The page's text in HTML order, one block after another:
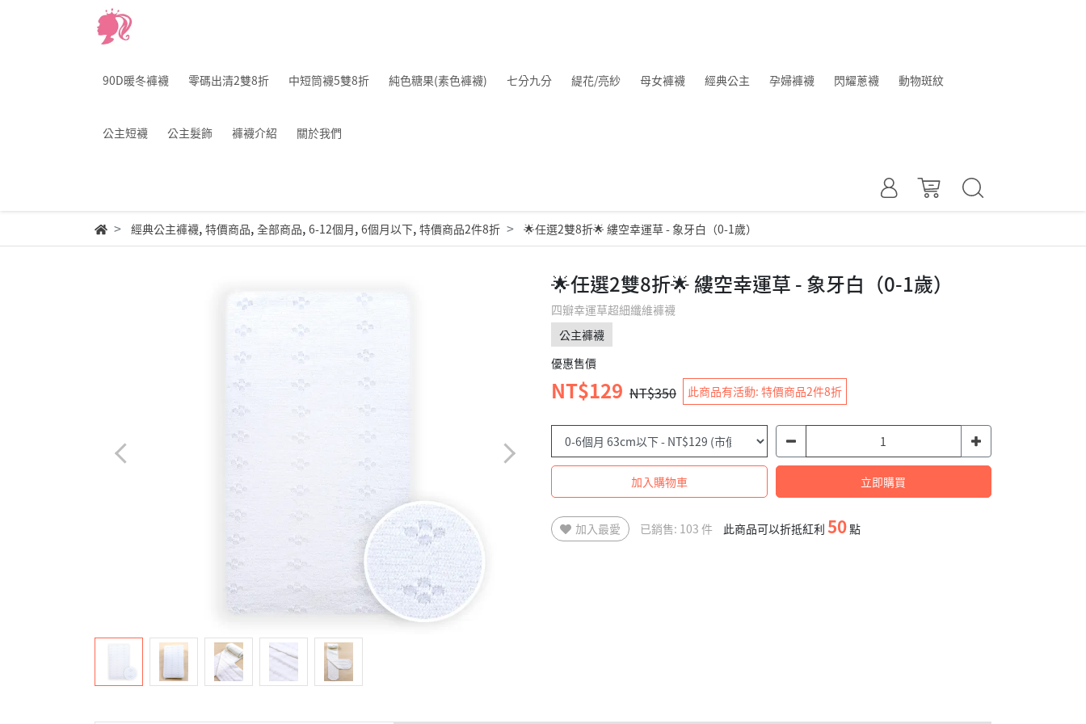
90D暖冬褲襪 零碼出清2雙8折 中短筒襪5雙8折 純色糖果(素色褲襪) 七分九分 緹花/亮紗 母女褲襪 經典公主 孕婦褲襪 閃耀蔥襪 動物斑紋
公主短襪 公主髮飾 褲襪介紹 關於我們
經典公主褲襪, 特價商品, 全部商品, 6-12個月, 6個月以下, 特價商品2件8折 🌟任選2雙8折🌟 縷空幸運草 - 象牙白（0-1歲）
🌟任選2雙8折🌟 縷空幸運草 - 象牙白（0-1歲）
四瓣幸運草超細纖維褲襪
公主褲襪
優惠售價
NT$129 NT$350 此商品有活動: 特價商品2件8折
加入購物車 立即購買
加入最愛 已銷售: 103 件 此商品可以折抵紅利 50點